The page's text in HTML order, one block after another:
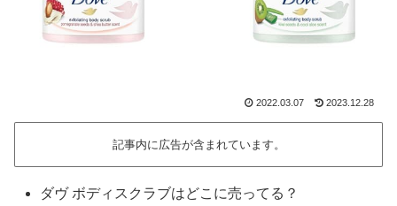
2022.03.07 2023.12.28
記事内に広告が含まれています。
ダヴ ボディスクラブはどこに売ってる？